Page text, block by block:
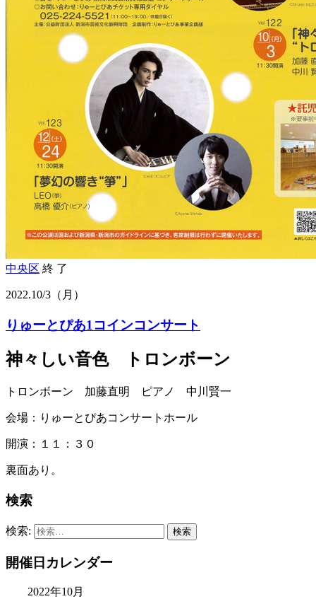
中央区 終 了
2022.10/3 （月）
りゅーとぴあ1コインコンサート
神々しい音色 トロンボーン
トロンボーン 加藤直明 ピアノ 中川賢一
会場：りゅーとぴあコンサートホール
開演：１１：３０
裏面あり。
検索
検索:
開催日カレンダー
2022年10月